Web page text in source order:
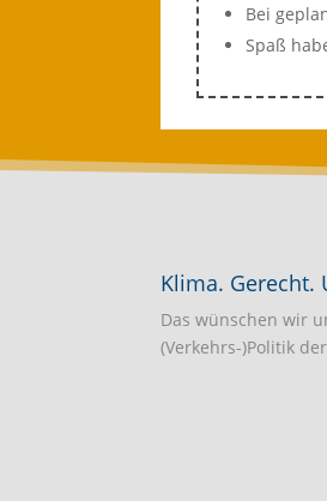
Bei
Spaß
Klima. Gerecht.
Das wünschen wir
(Verkehrs-)Politik